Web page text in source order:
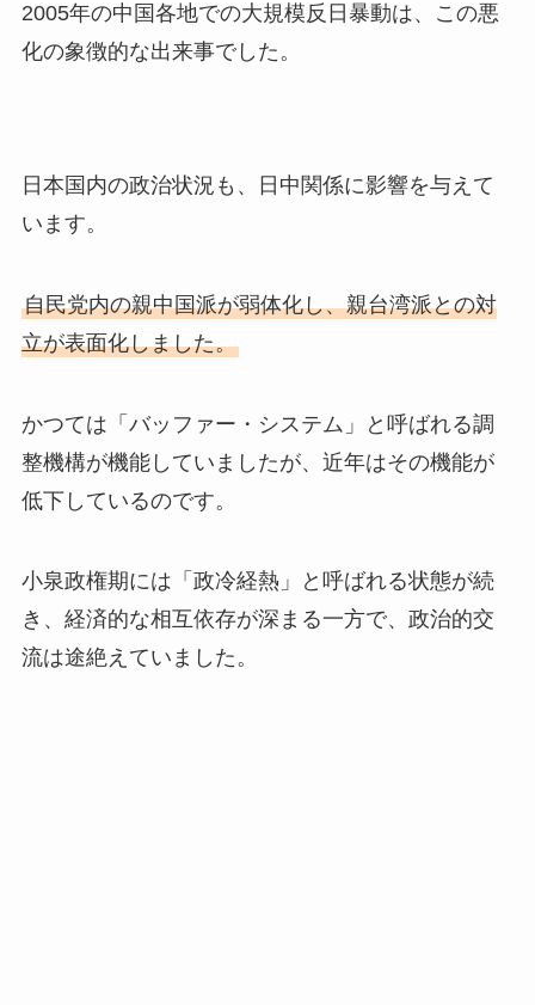
2005年の中国各地での大規模反日暴動は、この悪
化の象徴的な出来事でした。
日本国内の政治状況も、日中関係に影響を与えて
います。
自民党内の親中国派が弱体化し、親台湾派との対
立が表面化しました。
かつては「バッファー・システム」と呼ばれる調
整機構が機能していましたが、近年はその機能が
低下しているのです。
小泉政権期には「政冷経熱」と呼ばれる状態が続
き、経済的な相互依存が深まる一方で、政治的交
流は途絶えていました。